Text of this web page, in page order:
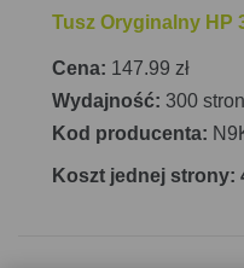
Tusz Oryginalny HP
Cena: 147.99 zł
Wydajność: 300 stron
Kod producenta:
Koszt jednej strony: